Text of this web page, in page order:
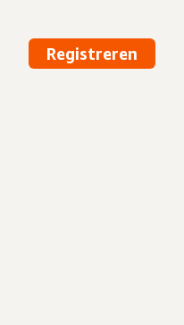
Registreren